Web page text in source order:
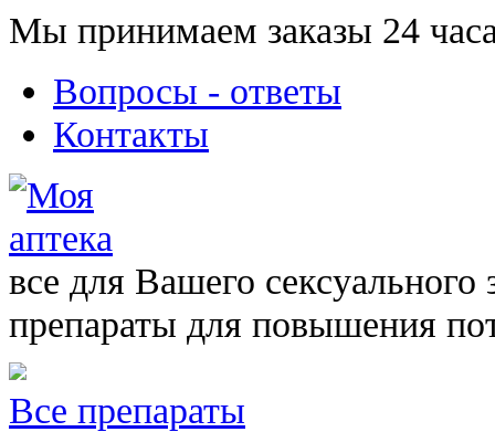
Мы принимаем заказы 24
Вопросы - ответы
Контакты
все для Вашего сексуального
препараты для повышения
Все препараты